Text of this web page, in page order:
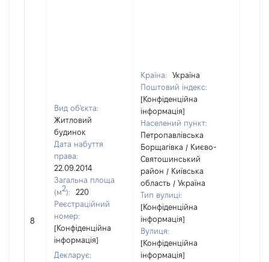
8
Вид об'єкта:
Житловий
будинок
Дата набуття
права:
22.09.2014
Загальна площа
(м2):
220
Реєстраційний
номер:
[Конфіденційна
інформація]
Декларує:
Країна:
Україна
Поштовий індекс:
[Конфіденційна
інформація]
Населений пункт:
Петропавлівська
Борщагівка / Києво-
Святошинський
район / Київська
область / Україна
Тип вулиці:
[Конфіденційна
інформація]
Вулиця:
[Конфіденційна
інформація]